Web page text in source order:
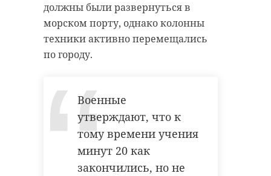
должны были развернуться в
морском порту, однако колонны
техники активно перемещались
по городу.
Военные
утверждают, что к
тому времени учения
минут 20 как
закончились, но не